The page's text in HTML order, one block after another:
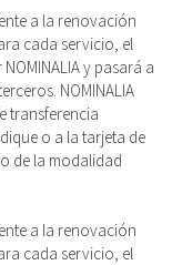
a la renovación
cada servicio, el
y pasará a
NOMINALIA
transferencia
o a la tarjeta de
de la modalidad
a la renovación
cada servicio, el